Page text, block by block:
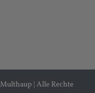
| Alle Rechte